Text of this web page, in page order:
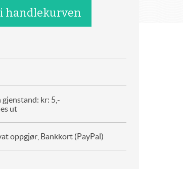
kr: 5,-
ut
oppgjør, Bankkort (PayPal)